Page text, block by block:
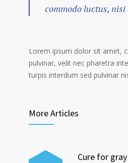
commodo luctus,
Lorem ipsum dolor sit amet,
pulvinar, velit nec pharetra
turpis interdum sed pulvinar
More Articles
Cure for